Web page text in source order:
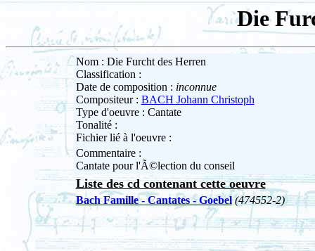
Die
Nom : Die Furcht des Herren
Classification :
Date de composition : inconnue
Compositeur : BACH Johann Christoph
Type d'oeuvre : Cantate
Tonalité :
Fichier lié à l'oeuvre :
Commentaire :
Cantate pour l'Ã©lection du conseil
Liste des cd contenant cette oeuvre
Bach Famille - Cantates - Goebel (474552-2)